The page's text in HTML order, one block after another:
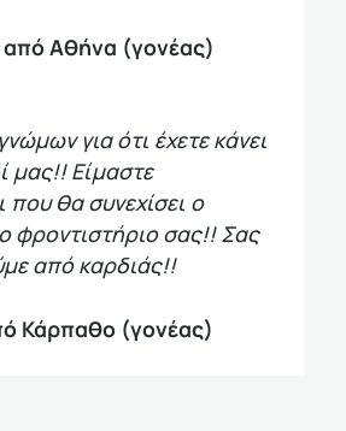
από Αθήνα (γονέας)
για ότι έχετε κάνει
μας!! Είμαστε
που θα συνεχίσει ο
φροντιστήριο σας!! Σας
από καρδιάς!!
Κάρπαθο (γονέας)